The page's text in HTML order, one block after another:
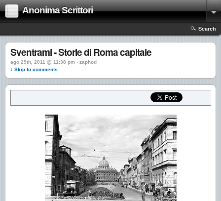
Anonima Scrittori
Search
Sventrami - Storie di Roma capitale
ago 29th, 2011 @ 11:38 pm › zaphod
↓ Skip to comments